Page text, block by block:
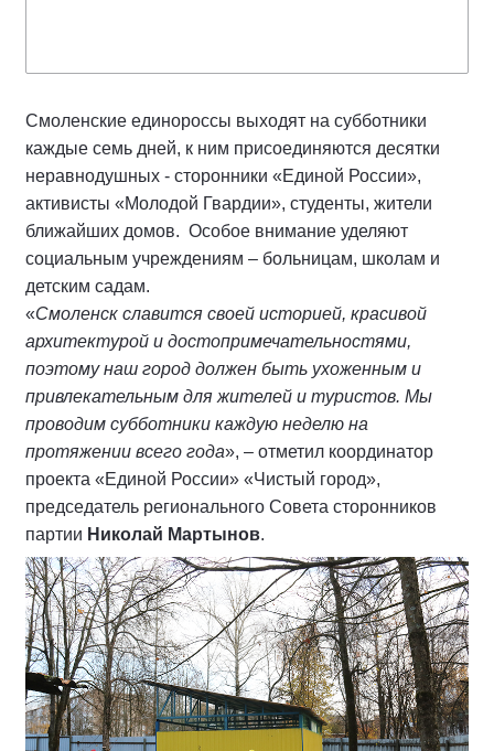
Смоленские единороссы выходят на субботники
каждые семь дней, к ним присоединяются десятки
неравнодушных - сторонники «Единой России»,
активисты «Молодой Гвардии», студенты, жители
ближайших домов. Особое внимание уделяют
социальным учреждениям – больницам, школам и
детским садам.
«Смоленск славится своей историей, красивой
архитектурой и достопримечательностями,
поэтому наш город должен быть ухоженным и
привлекательным для жителей и туристов. Мы
проводим субботники каждую неделю на
протяжении всего года», – отметил координатор
проекта «Единой России» «Чистый город»,
председатель регионального Совета сторонников
партии Николай Мартынов.